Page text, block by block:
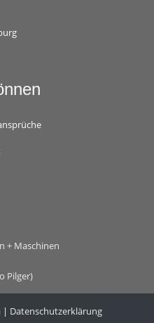
+ Maschinen
Pilger)
| Datenschutzerklärung